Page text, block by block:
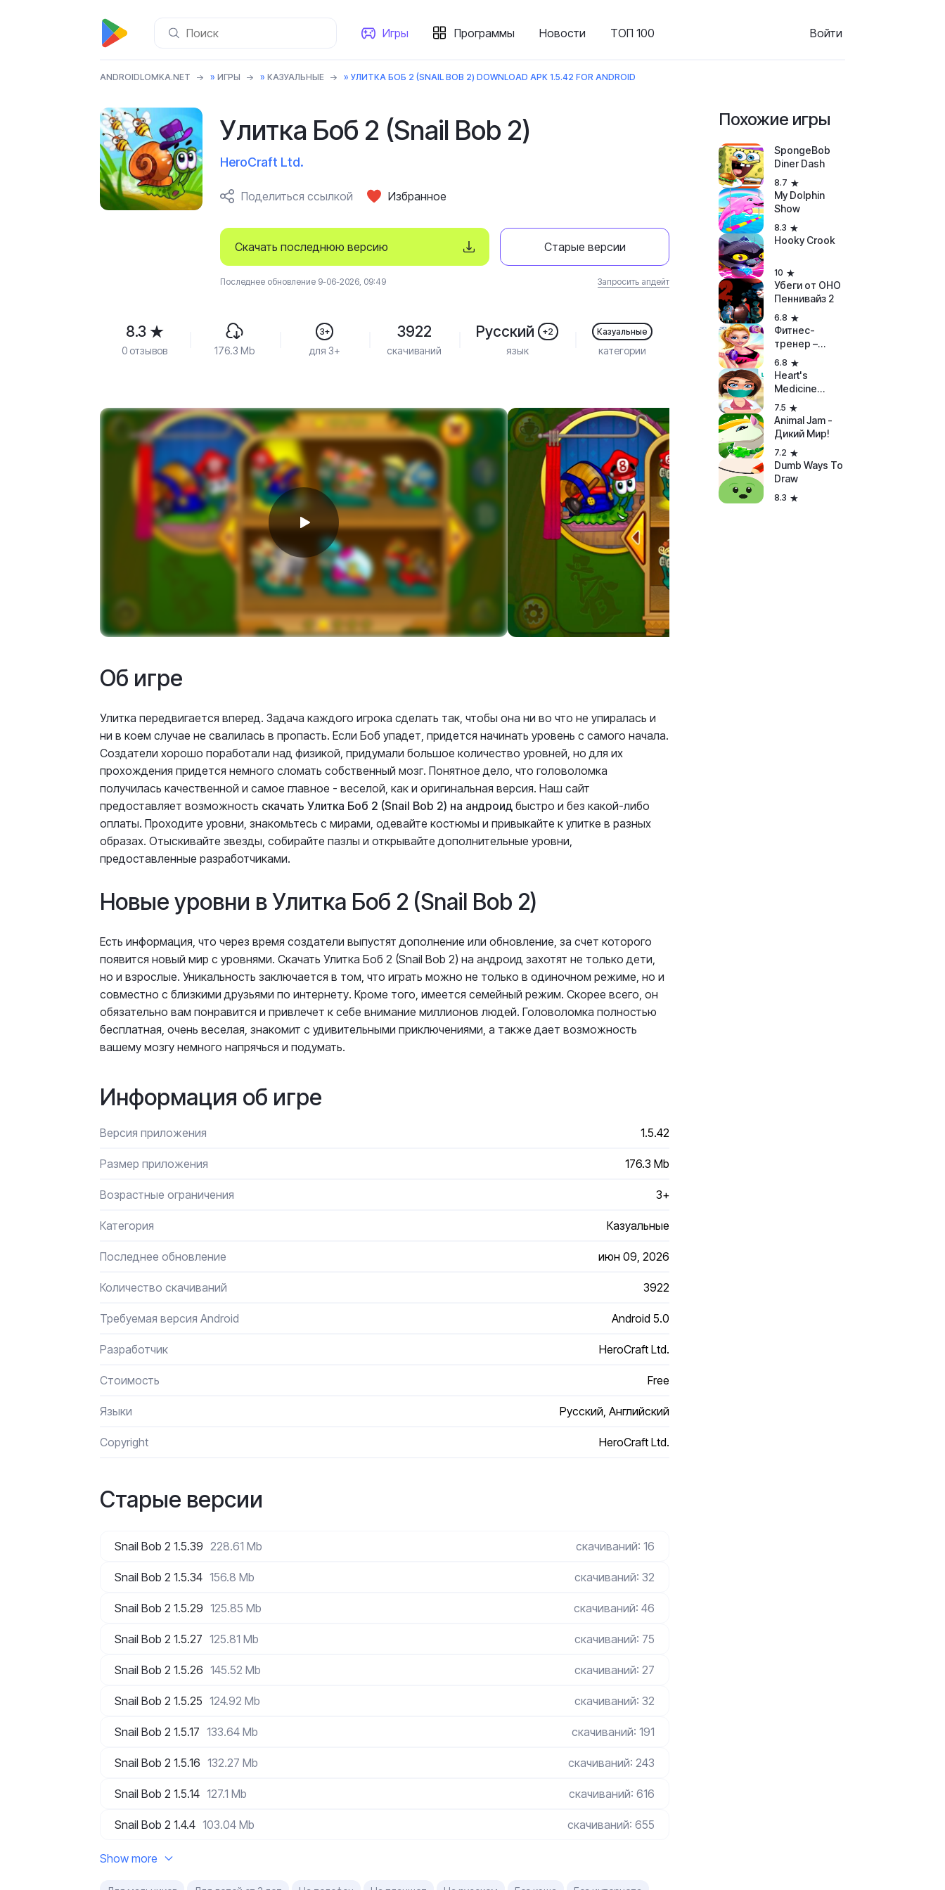
Игры Программы Новости ТОП 100 Войти
ANDROIDLOMKA.NET » ИГРЫ » КАЗУАЛЬНЫЕ » УЛИТКА БОБ 2 (SNAIL BOB 2) DOWNLOAD APK 1.5.42 FOR ANDROID
Улитка Боб 2 (Snail Bob 2)
HeroCraft Ltd.
Поделиться ссылкой Избранное
Скачать последнюю версию Старые версии
Последнее обновление 9-06-2026, 09:49 Запросить апдейт
8.3
0 отзывов 176.3 Mb
3+
для 3+
3922
скачиваний
Русский +2
язык
Казуальные
категории
Об игре
Улитка передвигается вперед. Задача каждого игрока сделать так, чтобы она ни во что не упиралась и
ни в коем случае не свалилась в пропасть. Если Боб упадет, придется начинать уровень с самого начала.
Создатели хорошо поработали над физикой, придумали большое количество уровней, но для их
прохождения придется немного сломать собственный мозг. Понятное дело, что головоломка
получилась качественной и самое главное - веселой, как и оригинальная версия. Наш сайт
предоставляет возможность скачать Улитка Боб 2 (Snail Bob 2) на андроид быстро и без какой-либо
оплаты. Проходите уровни, знакомьтесь с мирами, одевайте костюмы и привыкайте к улитке в разных
образах. Отыскивайте звезды, собирайте пазлы и открывайте дополнительные уровни,
предоставленные разработчиками.
Новые уровни в Улитка Боб 2 (Snail Bob 2)
Есть информация, что через время создатели выпустят дополнение или обновление, за счет которого
появится новый мир с уровнями. Скачать Улитка Боб 2 (Snail Bob 2) на андроид захотят не только дети,
но и взрослые. Уникальность заключается в том, что играть можно не только в одиночном режиме, но и
совместно с близкими друзьями по интернету. Кроме того, имеется семейный режим. Скорее всего, он
обязательно вам понравится и привлечет к себе внимание миллионов людей. Головоломка полностью
бесплатная, очень веселая, знакомит с удивительными приключениями, а также дает возможность
вашему мозгу немного напрячься и подумать.
Информация об игре
Версия приложения 1.5.42
Размер приложения 176.3 Mb
Возрастные ограничения 3+
Категория Казуальные
Последнее обновление июн 09, 2026
Количество скачиваний 3922
Требуемая версия Android Android 5.0
Разработчик HeroCraft Ltd.
Стоимость Free
Языки Русский, Английский
Сopyright HeroCraft Ltd.
Старые версии
Snail Bob 2 1.5.39 228.61 Mb скачиваний: 16
Snail Bob 2 1.5.34 156.8 Mb скачиваний: 32
Snail Bob 2 1.5.29 125.85 Mb скачиваний: 46
Snail Bob 2 1.5.27 125.81 Mb скачиваний: 75
Snail Bob 2 1.5.26 145.52 Mb скачиваний: 27
Snail Bob 2 1.5.25 124.92 Mb скачиваний: 32
Snail Bob 2 1.5.17 133.64 Mb скачиваний: 191
Snail Bob 2 1.5.16 132.27 Mb скачиваний: 243
Snail Bob 2 1.5.14 127.1 Mb скачиваний: 616
Snail Bob 2 1.4.4 103.04 Mb скачиваний: 655
Show more
Похожие игры
SpongeBob
Diner Dash
8.7
My Dolphin
Show
8.3
Hooky Crook
10
Убеги от ОНО
Пеннивайз 2
6.8
Фитнес-
тренер –
Играй и
танцуй
6.8
Heart's
Medicine
Hospital Heat
7.5
Animal Jam -
Дикий Мир!
7.2
Dumb Ways To
Draw
8.3